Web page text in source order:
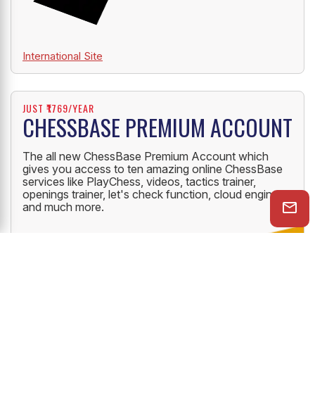
International Site
JUST ₹1769/YEAR
CHESSBASE PREMIUM ACCOUNT
The all new ChessBase Premium Account which
gives you access to ten amazing online ChessBase
services like PlayChess, videos, tactics trainer,
openings trainer, let's check function, cloud engine
and much more.